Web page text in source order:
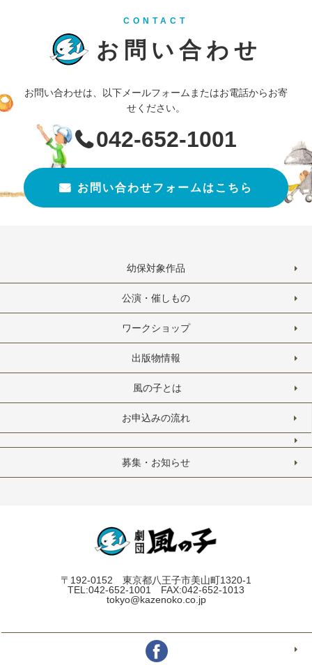
CONTACT
お問い合わせ
お問い合わせは、以下メールフォームまたはお電話からお寄
せください。
042-652-1001
お問い合わせフォームはこちら
幼保対象作品
公演・催しもの
ワークショップ
出版物情報
風の子とは
お申込みの流れ
募集・お知らせ
〒192-0152 東京都八王子市美山町1320-1
TEL:042-652-1001 FAX:042-652-1013
tokyo@kazenoko.co.jp